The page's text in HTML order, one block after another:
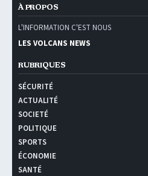
À PROPOS
L'INFORMATION C'EST NOUS
LES VOLCANS NEWS
RUBRIQUES
SÉCURITÉ
ACTUALITÉ
SOCIETÉ
POLITIQUE
SPORTS
ÉCONOMIE
SANTÉ